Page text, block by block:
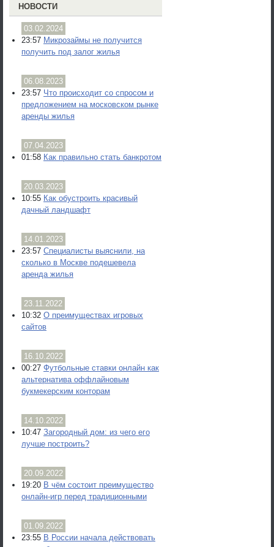
НОВОСТИ
03.02.2024
23:57 Микрозаймы не получится
получить под залог жилья
06.08.2023
23:57 Что происходит со спросом и
предложением на московском рынке
аренды жилья
07.04.2023
01:58 Как правильно стать банкротом
20.03.2023
10:55 Как обустроить красивый
дачный ландшафт
14.01.2023
23:57 Специалисты выяснили, на
сколько в Москве подешевела
аренда жилья
23.11.2022
10:32 О преимуществах игровых
сайтов
16.10.2022
00:27 Футбольные ставки онлайн как
альтернатива оффлайновым
букмекерским конторам
14.10.2022
10:47 Загородный дом: из чего его
лучше построить?
20.09.2022
19:20 В чём состоит преимущество
онлайн-игр перед традиционными
01.09.2022
23:55 В России начала действовать